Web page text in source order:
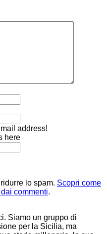
address!
here
lo spam. Scopri come
commenti.
Siamo un gruppo di
per la Sicilia, ma